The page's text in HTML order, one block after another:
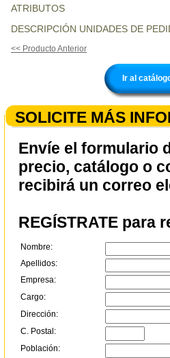
ATRIBUTOS
DESCRIPCIÓN UNIDADES DE
<< Producto Anterior
Ir al
SOLICITE MÁS
Envíe el formulario
precio, catálogo o
recibirá un correo
REGÍSTRATE para
Nombre:
Apellidos:
Empresa:
Cargo:
Dirección:
C. Postal:
Población: